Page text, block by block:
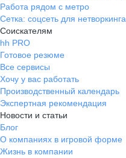
Работа рядом с метро
Сетка: соцсеть для нетворкинга
Соискателям
hh PRO
Готовое резюме
Все сервисы
Хочу у вас работать
Производственный календарь
Экспертная рекомендация
Новости и статьи
Блог
О компаниях в игровой форме
Жизнь в компании